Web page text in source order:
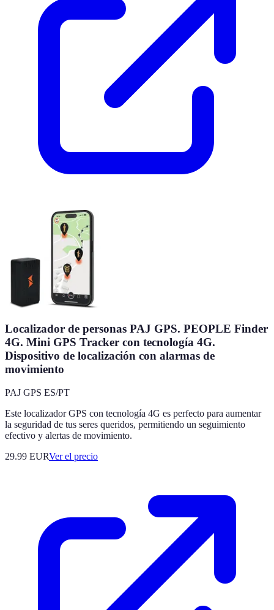
Localizador de personas PAJ GPS. PEOPLE Finder
4G. Mini GPS Tracker con tecnología 4G.
Dispositivo de localización con alarmas de
movimiento
PAJ GPS ES/PT
Este localizador GPS con tecnología 4G es perfecto para aumentar
la seguridad de tus seres queridos, permitiendo un seguimiento
efectivo y alertas de movimiento.
29.99 EURVer el precio